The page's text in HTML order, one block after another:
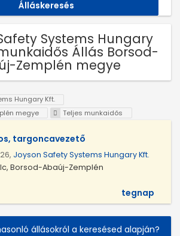
Systems Hungary
Állás Borsod-
Zemplén megye
Hungary Kft.
megye
Teljes munkaidős
targoncavezető
Joyson Safety Systems Hungary Kft.
Borsod-Abaúj-Zemplén
tegnap
állásokról a keresésed alapján?